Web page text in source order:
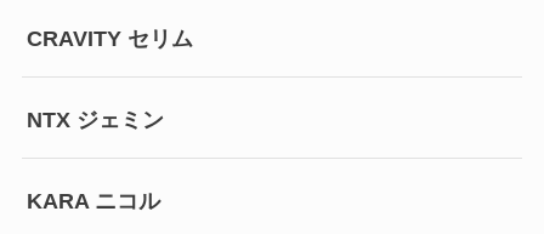
CRAVITY セリム
NTX ジェミン
KARA ニコル